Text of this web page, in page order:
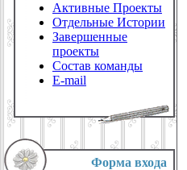
Активные Проекты
Отдельные Истории
Завершенные
проекты
Состав команды
E-mail
Форма входа